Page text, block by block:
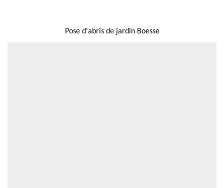
Pose d'abris de jardin Boesse